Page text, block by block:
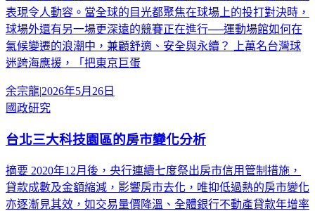
表現令人動容。當全球的目光都聚焦在球場上的投打對決時，
球場外還有另一場更深遠的競賽正在進行──運動場館如何在
氣候變遷的浪潮中，兼顧舒適、安全與永續？ 上萬名台灣球
迷跨海應援，「把東京巨蛋
余宗龍|2026年5月26日
國政研究
台北三大科技園區的房市變化分析
摘要 2020年12月後，央行連續七度祭出房市信用管制措施，
貸款成數及金額縮減，影響房市去化，唯抑低過熱的房市變化
亦逐漸見其效，如交易量價降溫、全體銀行不動產貸款年增率